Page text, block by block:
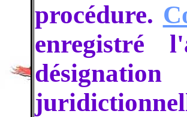
procédure.
enregistré